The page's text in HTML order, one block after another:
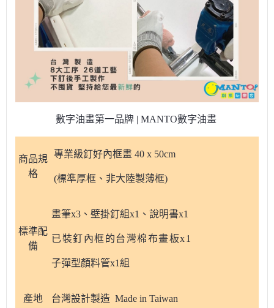
數字油畫第一品牌 | MANTO數字油畫
商品規
格
專業級釘好內框畫 40 x 50cm
(標準厚框、非大陸製薄框)
標準配
備
畫筆x3、壁掛釘組x1、說明書x1
已裝釘內框的台灣棉布畫板x1
子彈型顏料管x1組
產地 台灣設計製造 Made in Taiwan